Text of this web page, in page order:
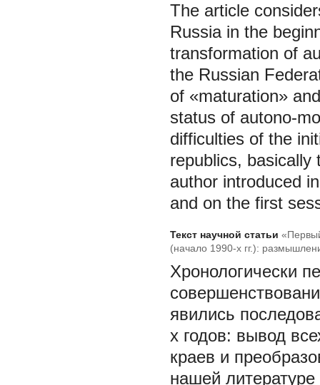
The article
Russia in the
transformation of
the Russian
of «maturation»
status of autono-
difficulties of the
republics, basically
author introduced
and on the first
Текст научной статьи
(начало 1990-х гг.):
Хронологически
явились
х годов: вывод
краев и
нашей